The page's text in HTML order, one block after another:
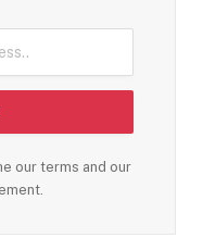
our terms and our